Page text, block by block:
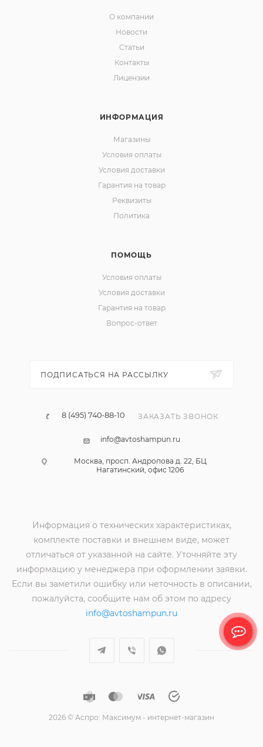
О компании
Новости
Статьи
Контакты
Лицензии
ИНФОРМАЦИЯ
Магазины
Условия оплаты
Условия доставки
Гарантия на товар
Реквизиты
Политика
ПОМОЩЬ
Условия оплаты
Условия доставки
Гарантия на товар
Вопрос-ответ
ПОДПИСАТЬСЯ НА РАССЫЛКУ
8 (495) 740-88-10 ЗАКАЗАТЬ ЗВОНОК
info@avtoshampun.ru
Москва, просп. Андропова д. 22, БЦ
Нагатинский, офис 1206
Информация о технических характеристиках,
комплекте поставки и внешнем виде, может
отличаться от указанной на сайте. Уточняйте эту
информацию у менеджера при оформлении заявки.
Если вы заметили ошибку или неточность в описании,
пожалуйста, сообщите нам об этом по адресу
info@avtoshampun.ru
2026 © Аспро: Максимум - интернет-магазин